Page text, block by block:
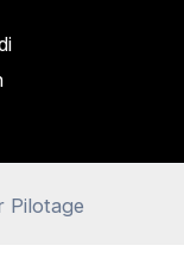
Pilotage